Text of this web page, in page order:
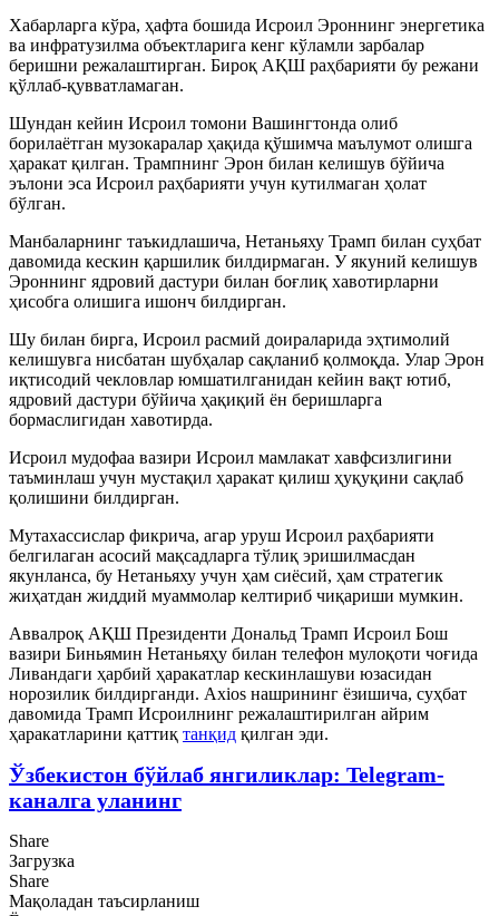
Хабарларга кўра, ҳафта бошида Исроил Эроннинг энергетика
ва инфратузилма объектларига кенг кўламли зарбалар
беришни режалаштирган. Бироқ АҚШ раҳбарияти бу режани
қўллаб-қувватламаган.
Шундан кейин Исроил томони Вашингтонда олиб
борилаётган музокаралар ҳақида қўшимча маълумот олишга
ҳаракат қилган. Трампнинг Эрон билан келишув бўйича
эълони эса Исроил раҳбарияти учун кутилмаган ҳолат
бўлган.
Манбаларнинг таъкидлашича, Нетаньяху Трамп билан суҳбат
давомида кескин қаршилик билдирмаган. У якуний келишув
Эроннинг ядровий дастури билан боғлиқ хавотирларни
ҳисобга олишига ишонч билдирган.
Шу билан бирга, Исроил расмий доираларида эҳтимолий
келишувга нисбатан шубҳалар сақланиб қолмоқда. Улар Эрон
иқтисодий чекловлар юмшатилганидан кейин вақт ютиб,
ядровий дастури бўйича ҳақиқий ён беришларга
бормаслигидан хавотирда.
Исроил мудофаа вазири Исроил мамлакат хавфсизлигини
таъминлаш учун мустақил ҳаракат қилиш ҳуқуқини сақлаб
қолишини билдирган.
Мутахассислар фикрича, агар уруш Исроил раҳбарияти
белгилаган асосий мақсадларга тўлиқ эришилмасдан
якунланса, бу Нетаньяху учун ҳам сиёсий, ҳам стратегик
жиҳатдан жиддий муаммолар келтириб чиқариши мумкин.
Аввалроқ АҚШ Президенти Дональд Трамп Исроил Бош
вазири Биньямин Нетаньяҳу билан телефон мулоқоти чоғида
Ливандаги ҳарбий ҳаракатлар кескинлашуви юзасидан
норозилик билдирганди. Axios нашрининг ёзишича, суҳбат
давомида Трамп Исроилнинг режалаштирилган айрим
ҳаракатларини қаттиқ танқид қилган эди.
Ўзбекистон бўйлаб янгиликлар: Telegram-
каналга уланинг
Share
Загрузка
Share
Мақоладан таъсирланиш